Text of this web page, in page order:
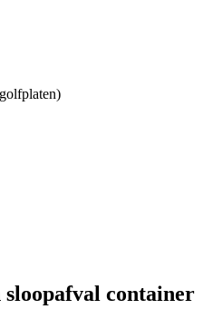
sloopafval container